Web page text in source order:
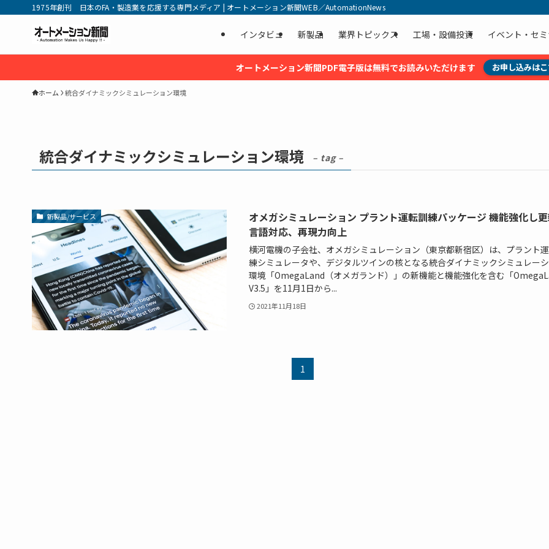
1975年創刊 日本のFA・製造業を応援する専門メディア | オートメーション新聞WEB／AutomationNews
インタビュ 新製品 業界トピックス 工場・設備投資 イベント・セ
オートメーション新聞PDF電子版は無料でお読みいただけます お申し込みは
ホーム 統合ダイナミックシミュレーション環境
統合ダイナミックシミュレーション環境 – tag –
新製品/サービス
オメガシミュレーション プラント運転訓練パッケージ 機能強化し
言語対応、再現力向上
横河電機の子会社、オメガシミュレーション（東京都新宿区）は、プラント
練シミュレータや、デジタルツインの核となる統合ダイナミックシミュレー
環境「OmegaLand（オメガランド）」の新機能と機能強化を含む「
V3.5」を11月1日から...
2021年11月18日
1